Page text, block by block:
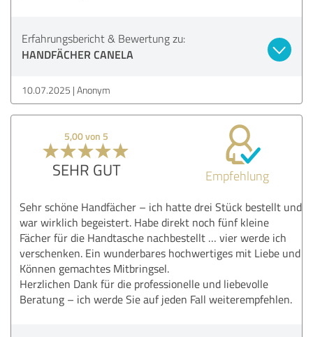
Erfahrungsbericht & Bewertung zu:
HANDFÄCHER CANELA
10.07.2025 Anonym
5,00 von 5
SEHR GUT Empfehlung
Sehr schöne Handfächer – ich hatte drei Stück bestellt und
war wirklich begeistert. Habe direkt noch fünf kleine
Fächer für die Handtasche nachbestellt … vier werde ich
verschenken. Ein wunderbares hochwertiges mit Liebe und
Können gemachtes Mitbringsel.
Herzlichen Dank für die professionelle und liebevolle
Beratung – ich werde Sie auf jeden Fall weiterempfehlen.